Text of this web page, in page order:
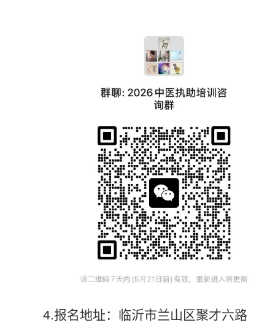
4.报名地址：临沂市兰山区聚才六路